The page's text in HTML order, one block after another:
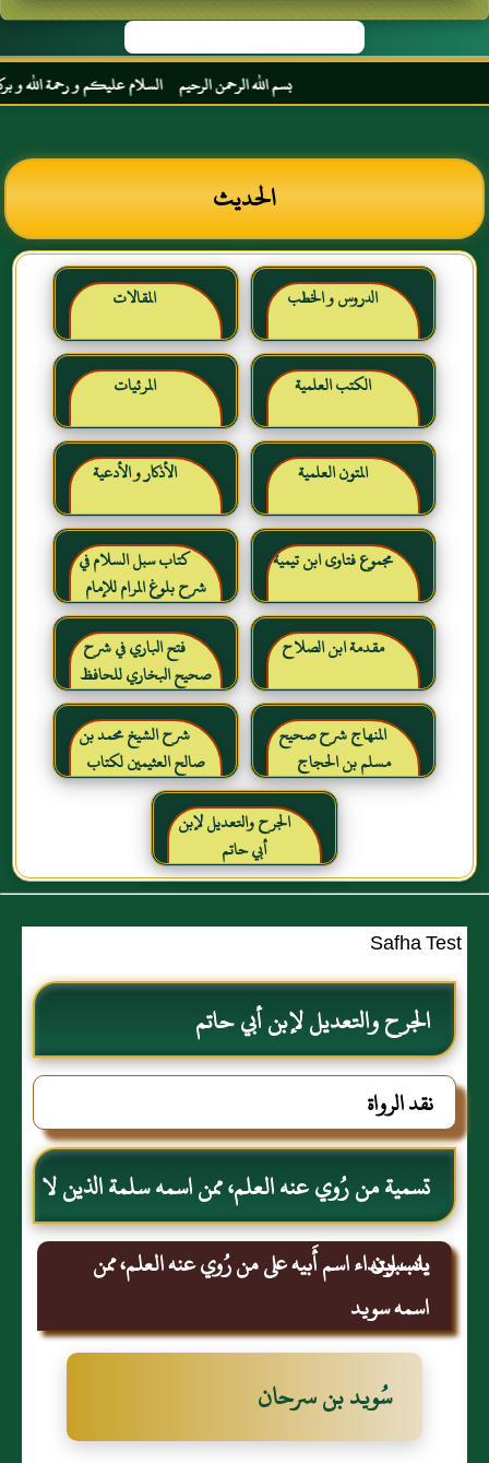
بسم الله الرحمن الرحيم السلام عليكم و رحمة الله و
الحديث
الدروس و الخطب المقالات
الكتب العلمية المرئيات
المتون العلمية الأذكار و الأدعية
مجموع فتاوى ابن تيمية
كتاب سبل السلام في
شرح بلوغ المرام للإمام
الصنعاني رحمه الله
مقدمة ابن الصلاح
فتح الباري في شرح
صحيح البخاري للحافظ
ابن حجر العسقلاني
المنهاج شرح صحيح
مسلم بن الحجاج
شرح الشيخ محمد بن
صالح العثيمين لكتاب
رياض الصالحين للإمام
النووي رحمهم الله تعالىالجرح والتعديل لإبن
أبي حاتم
Safha Test
الجرح والتعديل لإبن أبي حاتم
نقد الرواة
تسمية من رُوي عنه العلم، ممن اسمه سلمة الذين لا
ينسبون
باب ابتداء اسم أَبيه على من رُوي عنه العلم، ممن
اسمه سويد
سُويد بن سرحان